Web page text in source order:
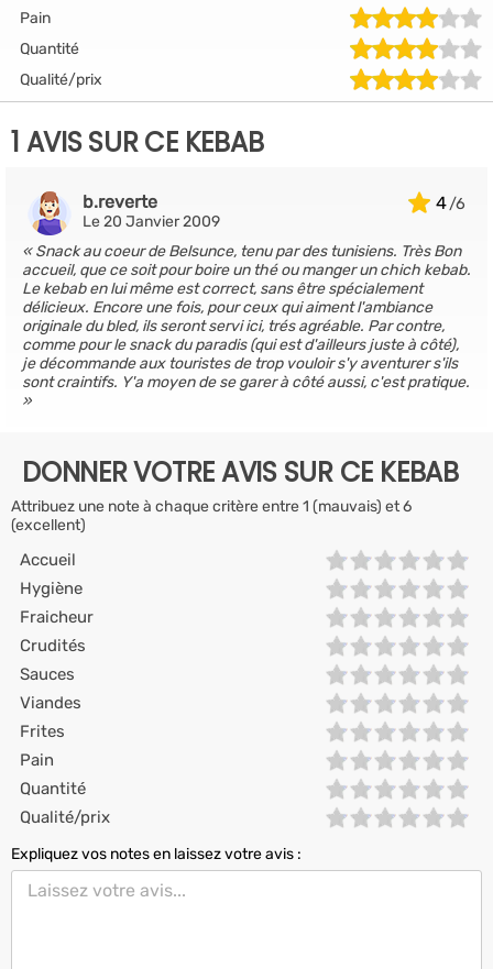
Pain
Quantité
Qualité/prix
1 AVIS SUR CE KEBAB
4
b.reverte
Le 20 Janvier 2009
Snack au coeur de Belsunce, tenu par des tunisiens. Très Bon
accueil, que ce soit pour boire un thé ou manger un chich kebab.
Le kebab en lui même est correct, sans être spécialement
délicieux. Encore une fois, pour ceux qui aiment l'ambiance
originale du bled, ils seront servi ici, trés agréable. Par contre,
comme pour le snack du paradis (qui est d'ailleurs juste à côté),
je décommande aux touristes de trop vouloir s'y aventurer s'ils
sont craintifs. Y'a moyen de se garer à côté aussi, c'est pratique.
DONNER VOTRE AVIS SUR CE KEBAB
Attribuez une note à chaque critère entre 1 (mauvais) et 6
(excellent)
Accueil
Hygiène
Fraicheur
Crudités
Sauces
Viandes
Frites
Pain
Quantité
Qualité/prix
Expliquez vos notes en laissez votre avis :